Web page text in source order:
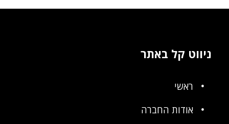
ניווט קל באתר
ראשי
אודות החברה